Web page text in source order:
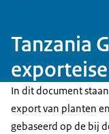
Tanzania
In dit document
export van planten
gebaseerd op de bij